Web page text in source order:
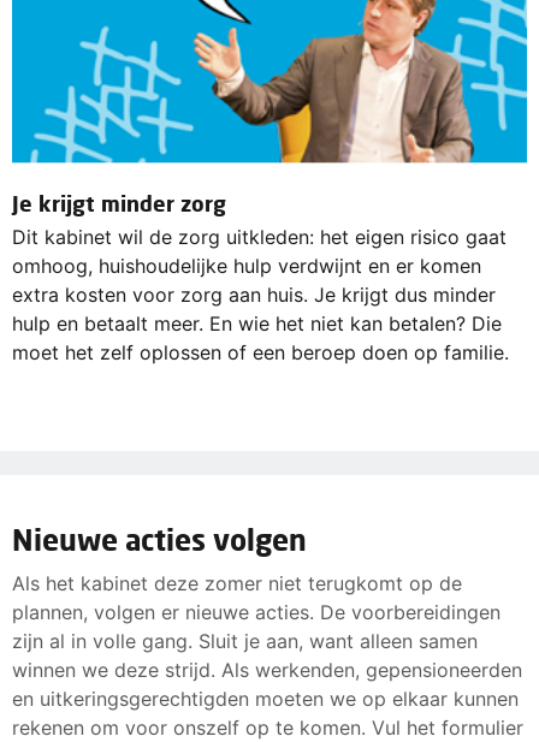
Je krijgt minder zorg
Dit kabinet wil de zorg uitkleden: het eigen risico gaat
omhoog, huishoudelijke hulp verdwijnt en er komen
extra kosten voor zorg aan huis. Je krijgt dus minder
hulp en betaalt meer. En wie het niet kan betalen? Die
moet het zelf oplossen of een beroep doen op familie.
Nieuwe acties volgen
Als het kabinet deze zomer niet terugkomt op de
plannen, volgen er nieuwe acties. De voorbereidingen
zijn al in volle gang. Sluit je aan, want alleen samen
winnen we deze strijd. Als werkenden, gepensioneerden
en uitkeringsgerechtigden moeten we op elkaar kunnen
rekenen om voor onszelf op te komen. Vul het formulier